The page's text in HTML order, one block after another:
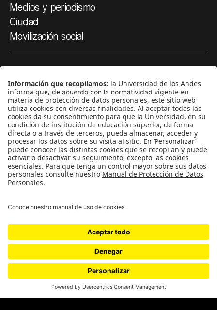
Medios y periodismo
Ciudad
Movilización social
¿Quiénes somos?
Podcasts
Ediciones especiales
Proyectos 070
SÍGUENOS
CONTÁCTANOS
cerosetenta@uniandes.edu.co
BOGOTÁ, COLOMBIA